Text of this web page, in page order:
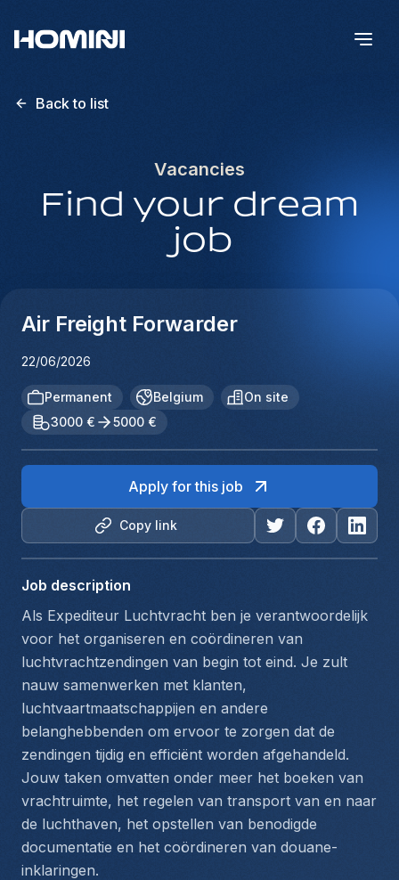
Back to list
Vacancies
Find your dream
job
Air Freight Forwarder
22/06/2026
Permanent Belgium
On site
3000 €
5000 €
Copy link
Apply for this job
Job description
Als Expediteur Luchtvracht ben je verantwoordelijk
voor het organiseren en coördineren van
luchtvrachtzendingen van begin tot eind. Je zult
nauw samenwerken met klanten,
luchtvaartmaatschappijen en andere
belanghebbenden om ervoor te zorgen dat de
zendingen tijdig en efficiënt worden afgehandeld.
Jouw taken omvatten onder meer het boeken van
vrachtruimte, het regelen van transport van en naar
de luchthaven, het opstellen van benodigde
documentatie en het coördineren van douane-
inklaringen.